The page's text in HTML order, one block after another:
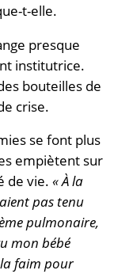
t-elle.
presque
institutrice.
bouteilles de
crise.
se font plus
empiètent sur
de vie. « À la
pas tenu
pulmonaire,
mon bébé
faim pour